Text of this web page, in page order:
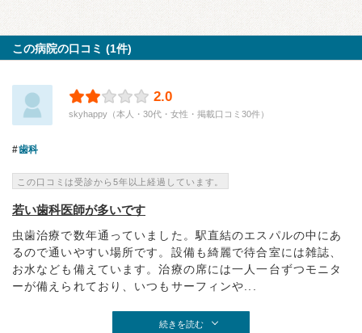
この病院の口コミ (1件)
2.0
skyhappy（本人・30代・女性・掲載口コミ30件）
歯科
この口コミは受診から5年以上経過しています。
若い歯科医師が多いです
虫歯治療で数年通っていました。駅直結のエスパルの中にあ
るので通いやすい場所です。設備も綺麗で待合室には雑誌、
お水なども備えています。治療の席には一人一台ずつモニタ
ーが備えられており、いつもサーフィンや...
続きを読む